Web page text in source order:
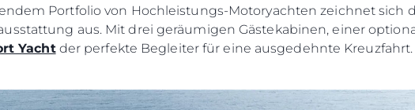
Portfolio von Hochleistungs-Motoryachten zeichnet sich
aus. Mit drei geräumigen Gästekabinen, einer
Yachtder perfekte Begleiter für eine ausgedehnte Kreuzfahrt.